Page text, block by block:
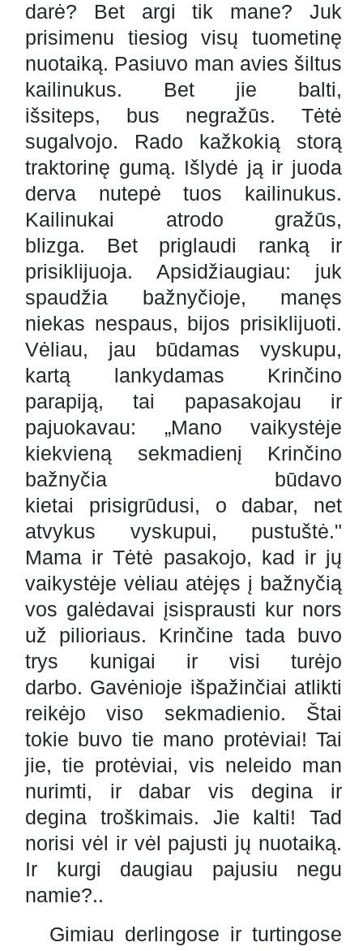
darė? Bet argi tik mane? Juk
prisimenu tiesiog visų tuometinę
nuotaiką. Pasiuvo man avies šiltus
kailinukus. Bet jie balti,
išsiteps, bus negražūs. Tėtė
sugalvojo. Rado kažkokią storą
traktorinę gumą. Išlydė ją ir juoda
derva nutepė tuos kailinukus.
Kailinukai atrodo gražūs,
blizga. Bet priglaudi ranką ir
prisiklijuoja. Apsidžiaugiau: juk
spaudžia bažnyčioje, manęs
niekas nespaus, bijos prisiklijuoti.
Vėliau, jau būdamas vyskupu,
kartą lankydamas Krinčino
parapiją, tai papasakojau ir
pajuokavau: „Mano vaikystėje
kiekvieną sekmadienį Krinčino
bažnyčia būdavo
kietai prisigrūdusi, o dabar, net
atvykus vyskupui, pustuštė."
Mama ir Tėtė pasakojo, kad ir jų
vaikystėje vėliau atėjęs į bažnyčią
vos galėdavai įsisprausti kur nors
už pilioriaus. Krinčine tada buvo
trys kunigai ir visi turėjo
darbo. Gavėnioje išpažinčiai atlikti
reikėjo viso sekmadienio. Štai
tokie buvo tie mano protėviai! Tai
jie, tie protėviai, vis neleido man
nurimti, ir dabar vis degina ir
degina troškimais. Jie kalti! Tad
norisi vėl ir vėl pajusti jų nuotaiką.
Ir kurgi daugiau pajusiu negu
namie?..
Gimiau derlingose ir turtingose